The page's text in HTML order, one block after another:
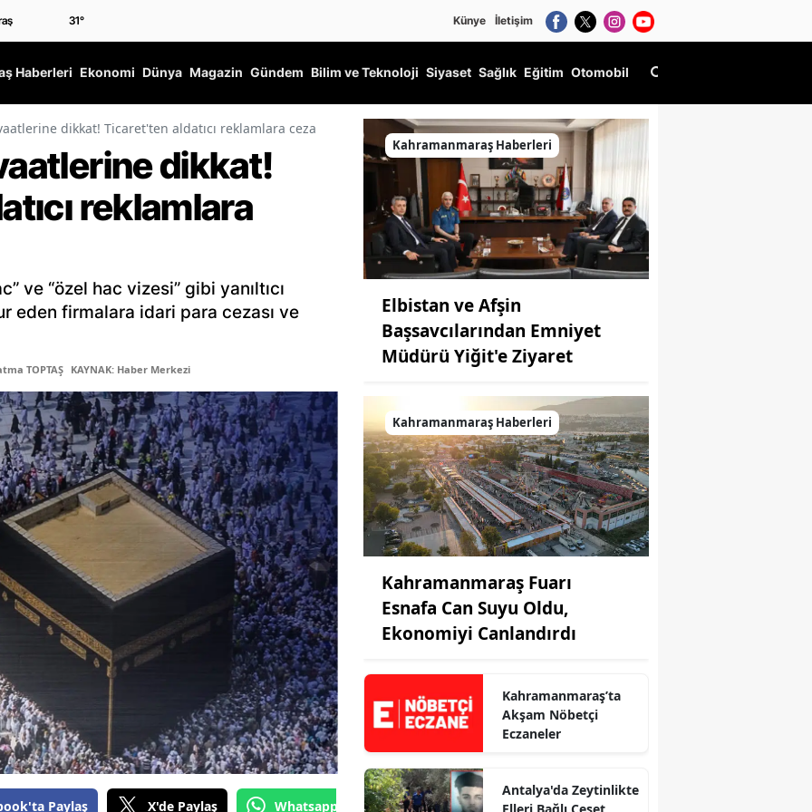
31° Künye İletişim
Haberleri Ekonomi Dünya Magazin Gündem Bilim ve Teknoloji Siyaset Sağlık Eğitim Otomobil
dikkat! Ticaret'ten aldatıcı reklamlara ceza
dikkat!
reklamlara
ve “özel hac vizesi” gibi yanıltıcı
eden firmalara idari para cezası ve
TOPTAŞ KAYNAK: Haber Merkezi
Paylaş X'de Paylaş Whatsapp'tan Gönder
Kahramanmaraş Haberleri
Elbistan ve Afşin
Başsavcılarından Emniyet
Müdürü Yiğit'e Ziyaret
Kahramanmaraş Haberleri
Kahramanmaraş Fuarı
Esnafa Can Suyu Oldu,
Ekonomiyi Canlandırdı
Kahramanmaraş’ta
Akşam Nöbetçi
Eczaneler
Antalya'da Zeytinlikte